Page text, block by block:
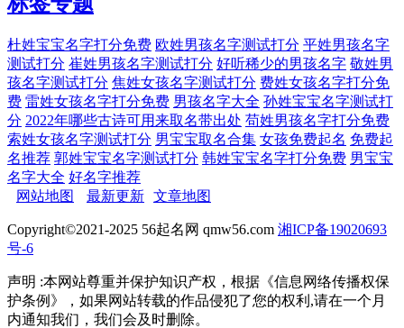
杜姓宝宝名字打分免费 欧姓男孩名字测试打分 平姓男孩名字
测试打分 崔姓男孩名字测试打分 好听稀少的男孩名字 敬姓男
孩名字测试打分 焦姓女孩名字测试打分 费姓女孩名字打分免
费 雷姓女孩名字打分免费 男孩名字大全 孙姓宝宝名字测试打
分 2022年哪些古诗可用来取名带出处 苟姓男孩名字打分免费
索姓女孩名字测试打分 男宝宝取名合集 女孩免费起名 免费起
名推荐 郭姓宝宝名字测试打分 韩姓宝宝名字打分免费 男宝宝
名字大全 好名字推荐
网站地图
最新更新 文章地图
Copyright©2021-2025 56起名网 qmw56.com 湘ICP备19020693
号-6
声明 :本网站尊重并保护知识产权，根据《信息网络传播权保
护条例》，如果网站转载的作品侵犯了您的权利,请在一个月
内通知我们，我们会及时删除。